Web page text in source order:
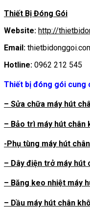
Thiết Bị Đóng Gói
Website: http://
Email:
Hotline: 0962 212 545
Thiết bị đóng gói cung
– Sửa chữa máy hút
– Bảo trì máy hút chân
-Phụ tùng máy hút
– Dây điện trở máy hút
– Băng keo nhiệt máy
– Dầu máy hút chân